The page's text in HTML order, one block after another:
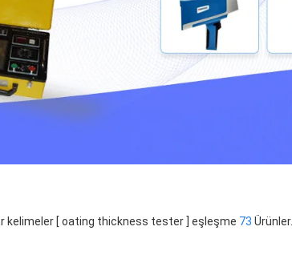
kelimeler [ oating thickness tester ] eşleşme 73 Ürünler.